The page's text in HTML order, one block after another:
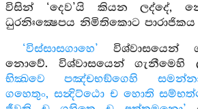
විසින් ‘දෙව’යි කියන ලද්දේ,
ධුරනිඃක්‍ෂෙපය නිමිතිකොට පාරාජිකය
‘විස්සාසගාහෙ’ විශ්වාසයෙන්
නොවේ. විශ්වාසයෙන් ගැනීමෙහි
භික්‍‍‍ඛවෙ පඤ්චභඞ්ගෙහි
ගහෙතුං, සන්‍දිට්ඨො ච හොති